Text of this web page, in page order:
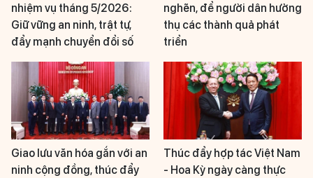
nhiệm vụ tháng 5/2026:
Giữ vững an ninh, trật tự,
đẩy mạnh chuyển đổi số
nghẽn, để người dân hưởng
thụ các thành quả phát
triển
Giao lưu văn hóa gắn với an
ninh cộng đồng, thúc đẩy
Thúc đẩy hợp tác Việt Nam
- Hoa Kỳ ngày càng thực